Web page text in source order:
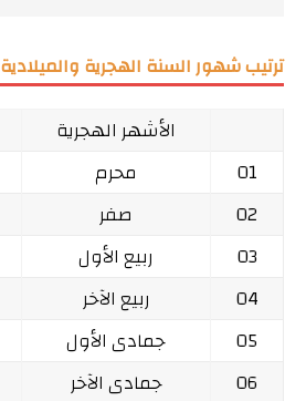
ترتيب شهور السنة الهجرية والميلادية
الأشهر الهجرية
01
محرم
02
صفر
03
ربيع الأول
04
ربيع الآخر
05
جمادى الأول
06
جمادى الآخر